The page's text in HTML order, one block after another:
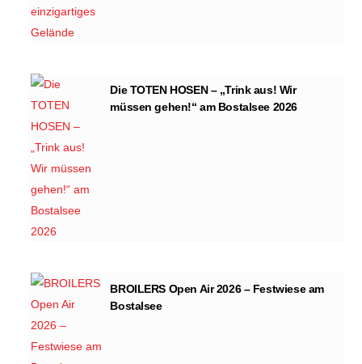
Die TOTEN HOSEN – „Trink aus! Wir
müssen gehen!“ am Bostalsee 2026
BROILERS Open Air 2026 – Festwiese am
Bostalsee